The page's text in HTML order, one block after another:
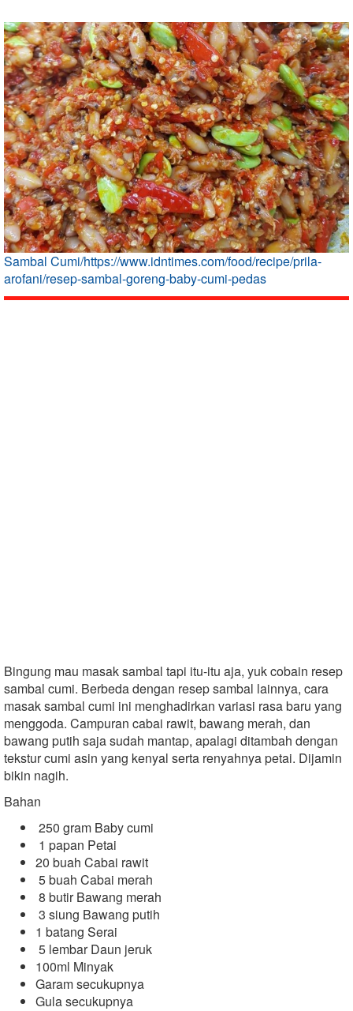
Sambal Cumi/https://www.idntimes.com/food/recipe/prila-
arofani/resep-sambal-goreng-baby-cumi-pedas
Bingung mau masak sambal tapi itu-itu aja, yuk cobain resep
sambal cumi. Berbeda dengan resep sambal lainnya, cara
masak sambal cumi ini menghadirkan variasi rasa baru yang
menggoda. Campuran cabai rawit, bawang merah, dan
bawang putih saja sudah mantap, apalagi ditambah dengan
tekstur cumi asin yang kenyal serta renyahnya petai. Dijamin
bikin nagih.
Bahan
250 gram Baby cumi
1 papan Petai
20 buah Cabai rawit
5 buah Cabai merah
8 butir Bawang merah
3 siung Bawang putih
1 batang Serai
5 lembar Daun jeruk
100ml Minyak
Garam secukupnya
Gula secukupnya